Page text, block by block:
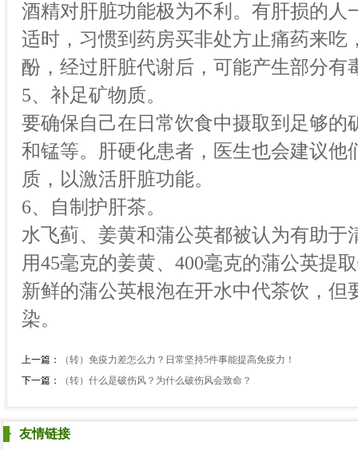
酒精对肝脏功能极为不利。有肝损的
适时，习惯到药房买非处方止痛药来
酚，经过肝脏代谢后，可能产生部分有
5、补足矿物质。
要确保自己在日常饮食中摄取到足够
和锰等。肝硬化患者，医生也会建议
质，以激活肝脏功能。
6、自制护肝茶。
水飞蓟、姜黄和蒲公英都被认为有助
用45毫克的姜黄、400毫克的蒲公英提
新鲜的蒲公英根泡在开水中代茶饮，
染。
上一篇：
（转）免疫力差怎么力？日常坚持5件事能提高免疫力！
下一篇：
（转）什么是破伤风？为什么破伤风会致命？
友情链接